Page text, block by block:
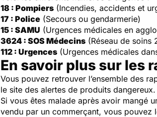
18 : Pompiers (Incendies, accidents et
17 : Police (Secours ou gendarmerie)
15 : SAMU (Urgences médicales en
3624 : SOS Médecins (Réseau de soins
112 : Urgences (Urgences médicales
En savoir plus sur les
Vous pouvez retrouver l’ensemble des
le site des alertes de produits dangereux.
Si vous êtes malade après avoir mangé
vendu par un commerçant, vous pouvez